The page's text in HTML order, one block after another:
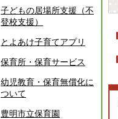
子どもの居場所支援（不
登校支援）
とよあけ子育てアプリ
保育所・保育サービス
幼児教育・保育無償化に
ついて
豊明市立保育園